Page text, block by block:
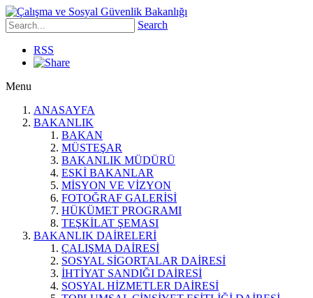
Search
RSS
Menu
ANASAYFA
BAKANLIK
BAKAN
MÜSTEŞAR
BAKANLIK MÜDÜRÜ
ESKİ BAKANLAR
MİSYON VE VİZYON
FOTOĞRAF GALERİSİ
HÜKÜMET PROGRAMI
TEŞKİLAT ŞEMASI
BAKANLIK DAİRELERİ
ÇALIŞMA DAİRESİ
SOSYAL SİGORTALAR DAİRESİ
İHTİYAT SANDIĞI DAİRESİ
SOSYAL HİZMETLER DAİRESİ